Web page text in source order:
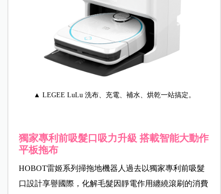
▲ LEGEE LuLu 洗布、充電、補水、烘乾一站搞定。
獨家專利前吸髮口吸力升級 搭載智能大動作
平板拖布
HOBOT雷姬系列掃拖地機器人過去以獨家專利前吸髮
口設計享譽國際，化解毛髮因靜電作用纏繞滾刷的消費